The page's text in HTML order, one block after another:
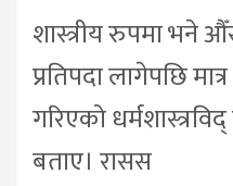
शास्त्रीय रुपमा भने
प्रतिपदा लागेपछि
गरिएको
बताए। रासस